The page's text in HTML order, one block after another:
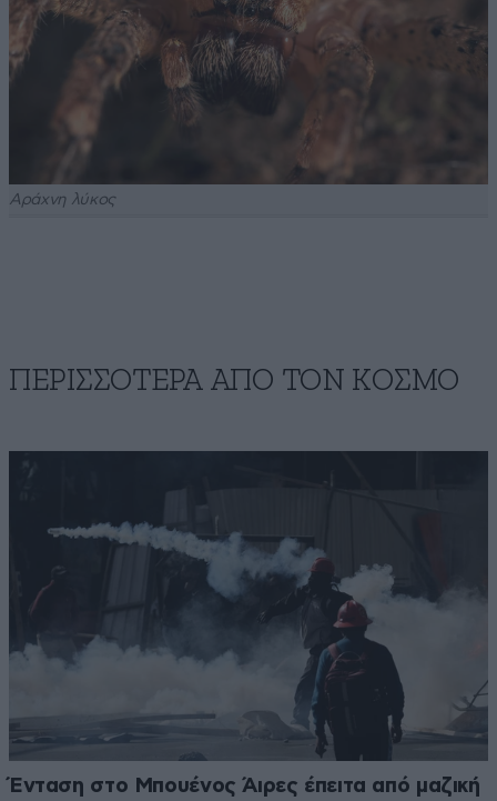
Αράχνη λύκος
ΠΕΡΙΣΣΟΤΕΡΑ ΑΠΟ ΤΟΝ ΚΟΣΜΟ
Ένταση στο Μπουένος Άιρες έπειτα από μαζική